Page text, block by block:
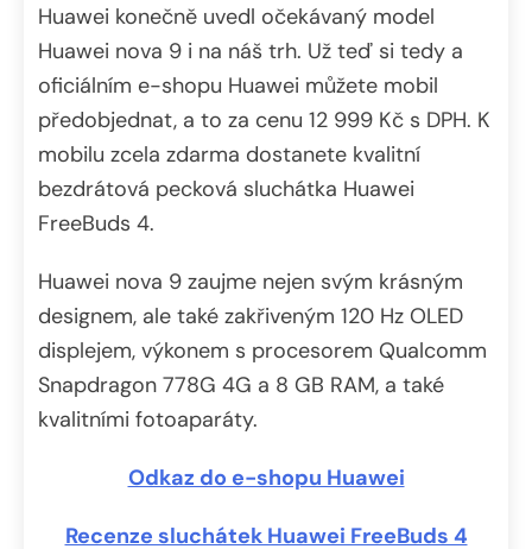
Huawei konečně uvedl očekávaný model
Huawei nova 9 i na náš trh. Už teď si tedy a
oficiálním e-shopu Huawei můžete mobil
předobjednat, a to za cenu 12 999 Kč s DPH. K
mobilu zcela zdarma dostanete kvalitní
bezdrátová pecková sluchátka Huawei
FreeBuds 4.
Huawei nova 9 zaujme nejen svým krásným
designem, ale také zakřiveným 120 Hz OLED
displejem, výkonem s procesorem Qualcomm
Snapdragon 778G 4G a 8 GB RAM, a také
kvalitními fotoaparáty.
Odkaz do e-shopu Huawei
Recenze sluchátek Huawei FreeBuds 4